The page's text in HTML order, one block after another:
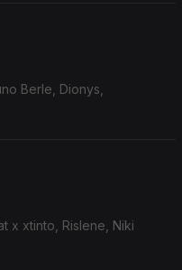
Berle, Dionys,
x xtinto, Rislene, Niki